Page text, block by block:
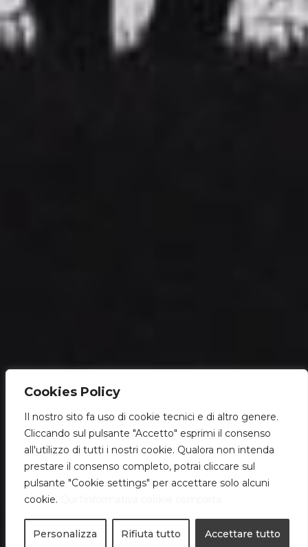
Cookies Policy
Il nostro sito fa uso di cookie tecnici e di altro genere.
Cliccando sul pulsante "Accetto" esprimi il consenso
all'utilizzo di tutti i nostri cookie. Qualora non intenda
prestare il consenso completo, potrai cliccare sul
pulsante "Cookie settings" per accettare solo alcuni
cookie.
Personalizza Rifiuta tutto Accettare tutto
;